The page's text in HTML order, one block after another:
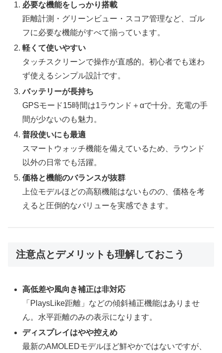
必要な機能をしっかり搭載
距離計測・グリーンビュー・スコア管理など、ゴル
フに必要な機能がすべて揃っています。
軽くて使いやすい
タッチスクリーンで操作が直感的。初心者でも迷わ
ず使えるシンプル設計です。
バッテリーが長持ち
GPSモード15時間は1ラウンド＋αで十分。充電の手
間が少ないのも魅力。
普段使いにも最適
スマートウォッチ機能を備えているため、ラウンド
以外の日常でも活躍。
価格と機能のバランスが抜群
上位モデルほどの高額機能はないものの、価格を考
えると圧倒的なバリューを実感できます。
注意点とデメリットも理解しておこう
高低差や風向き補正は非対応
「PlaysLike距離」などの傾斜補正機能はありませ
ん。水平距離のみの表示になります。
ディスプレイはやや控えめ
最新のAMOLEDモデルほど鮮やかではないですが、